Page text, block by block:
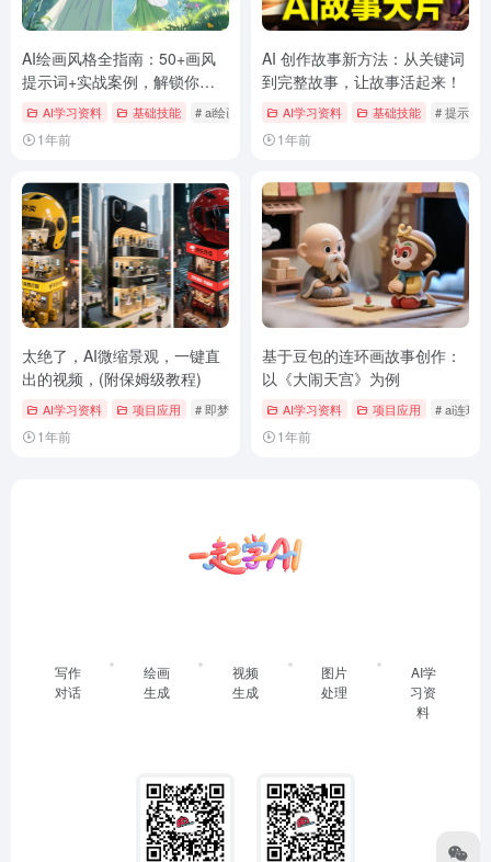
AI绘画风格全指南：50+画风
提示词+实战案例，解锁你的
创意边界
AI学习资料 基础技能 # ai绘画 # ai绘画提示词 # 画风
1年前
AI 创作故事新方法：从关键词
到完整故事，让故事活起来！
AI学习资料 基础技能 # 提示词
1年前
太绝了，AI微缩景观，一键直
出的视频，(附保姆级教程)
AI学习资料 项目应用 # 即梦 # 微缩景观 # 豆包
1年前
基于豆包的连环画故事创作：
以《大闹天宫》为例
AI学习资料 项目应用 # ai连环画
1年前
写作
对话
绘画
生成
视频
生成
图片
处理
AI学
习资
料